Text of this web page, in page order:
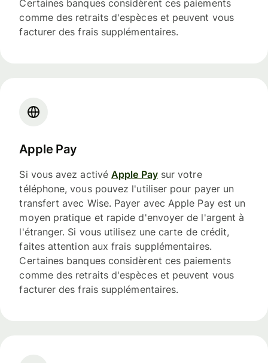
Certaines banques considèrent ces paiements
comme des retraits d'espèces et peuvent vous
facturer des frais supplémentaires.
Apple Pay
Si vous avez activéApple Paysur votre
téléphone, vous pouvez l'utiliser pour payer un
transfert avec Wise. Payer avec Apple Pay est un
moyen pratique et rapide d'envoyer de l'argent à
l'étranger. Si vous utilisez une carte de crédit,
faites attention aux frais supplémentaires.
Certaines banques considèrent ces paiements
comme des retraits d'espèces et peuvent vous
facturer des frais supplémentaires.